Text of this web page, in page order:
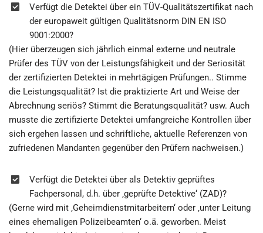
Verfügt die Detektei über ein TÜV-Qualitätszertifikat nach
der europaweit gültigen Qualitätsnorm DIN EN ISO
9001:2000?
(Hier überzeugen sich jährlich einmal externe und neutrale
Prüfer des TÜV von der Leistungsfähigkeit und der Seriosität
der zertifizierten Detektei in mehrtägigen Prüfungen.. Stimme
die Leistungsqualität? Ist die praktizierte Art und Weise der
Abrechnung seriös? Stimmt die Beratungsqualität? usw. Auch
musste die zertifizierte Detektei umfangreiche Kontrollen über
sich ergehen lassen und schriftliche, aktuelle Referenzen von
zufriedenen Mandanten gegenüber den Prüfern nachweisen.)
Verfügt die Detektei über als Detektiv geprüftes
Fachpersonal, d.h. über ‚geprüfte Detektive‘ (ZAD)?
(Gerne wird mit ‚Geheimdienstmitarbeitern‘ oder ‚unter Leitung
eines ehemaligen Polizeibeamten‘ o.ä. geworben. Meist